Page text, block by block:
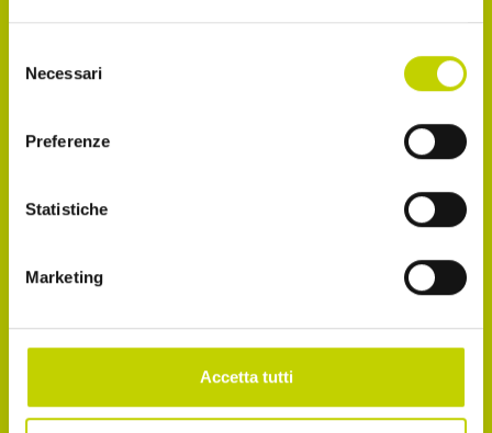
delNecessari
Preferenze
Statistiche
Marketing
Accetta tutti
indicato nel punto 2.b dell'informativa ex art. 13
Accetto la normativa sulla privacy